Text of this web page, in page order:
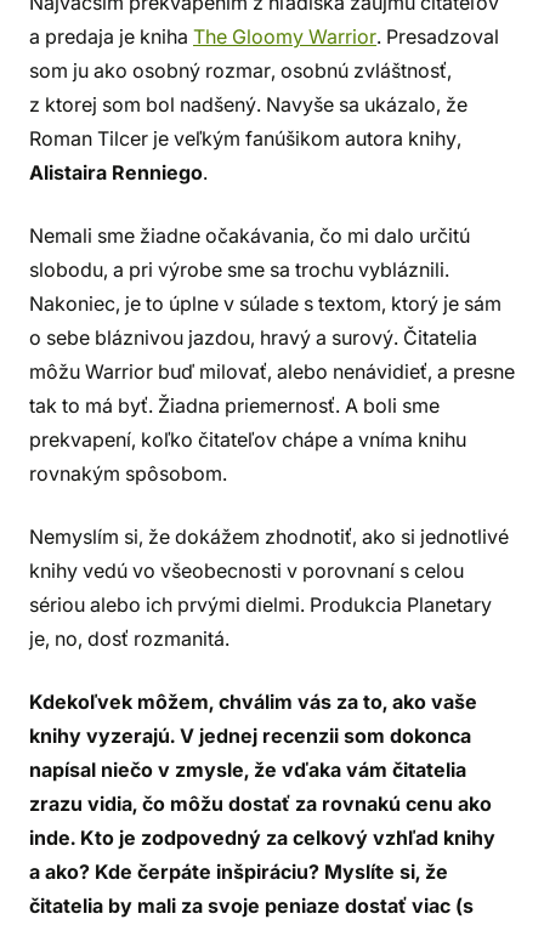
a predaja je kniha The Gloomy Warrior. Presadzoval
som ju ako osobný rozmar, osobnú zvláštnosť,
z ktorej som bol nadšený. Navyše sa ukázalo, že
Roman Tilcer je veľkým fanúšikom autora knihy,
Alistaira Renniego.
Nemali sme žiadne očakávania, čo mi dalo určitú
slobodu, a pri výrobe sme sa trochu vybláznili.
Nakoniec, je to úplne v súlade s textom, ktorý je sám
o sebe bláznivou jazdou, hravý a surový. Čitatelia
môžu Warrior buď milovať, alebo nenávidieť, a presne
tak to má byť. Žiadna priemernosť. A boli sme
prekvapení, koľko čitateľov chápe a vníma knihu
rovnakým spôsobom.
Nemyslím si, že dokážem zhodnotiť, ako si jednotlivé
knihy vedú vo všeobecnosti v porovnaní s celou
sériou alebo ich prvými dielmi. Produkcia Planetary
je, no, dosť rozmanitá.
Kdekoľvek môžem, chválim vás za to, ako vaše
knihy vyzerajú. V jednej recenzii som dokonca
napísal niečo v zmysle, že vďaka vám čitatelia
zrazu vidia, čo môžu dostať za rovnakú cenu ako
inde. Kto je zodpovedný za celkový vzhľad knihy
a ako? Kde čerpáte inšpiráciu? Myslíte si, že
čitatelia by mali za svoje peniaze dostať viac (s